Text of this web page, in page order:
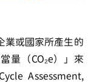
業或國家所產生的
量（CO₂e）」來
Assessment,